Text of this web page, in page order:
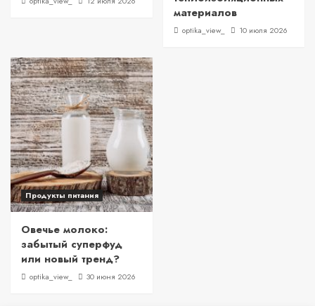
материалов
optika_view_ 10 июля 2026
Продукты питания
Овечье молоко:
забытый суперфуд
или новый тренд?
optika_view_ 30 июня 2026